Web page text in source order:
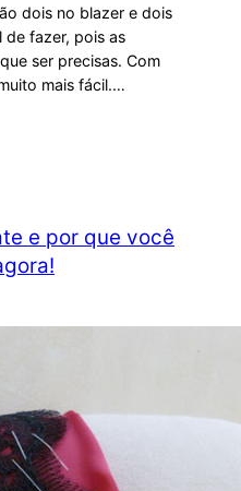
dois no blazer e dois
de fazer, pois as
ser precisas. Com
mais fácil.…
e por que você